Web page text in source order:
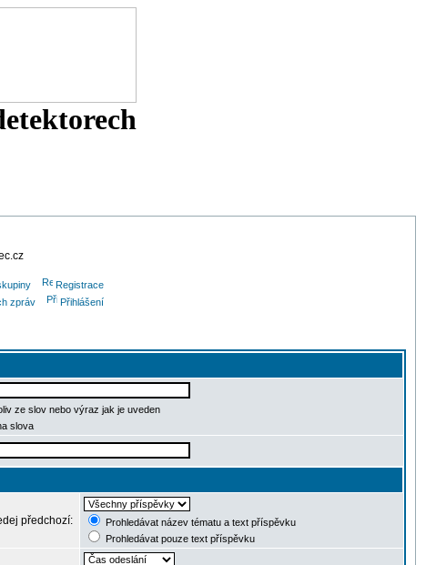
Registrace
zpráv Přihlášení
ze slov nebo výraz jak je uveden
slova
předchozí:
Prohledávat název tématu a text příspěvku
Prohledávat pouze text příspěvku